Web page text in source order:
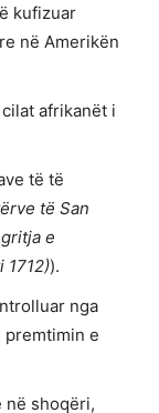
kufizuar
në Amerikën
afrikanët i
të të
të San
e
1712)).
nga
e
në shoqëri,